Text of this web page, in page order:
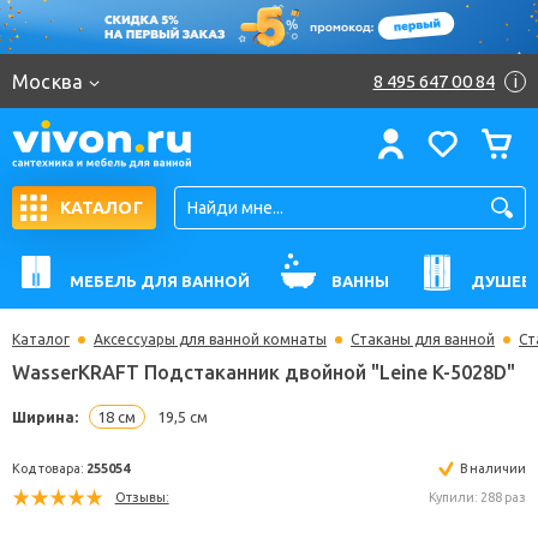
Москва 8 495 647 00 84 i
КАТАЛОГ
МЕБЕЛЬ ДЛЯ ВАННОЙ ВАННЫ
Каталог Аксессуары для ванной комнаты Стаканы для ванной
WasserKRAFT Подстаканник двойной "Leine K-
Ширина: 18 см